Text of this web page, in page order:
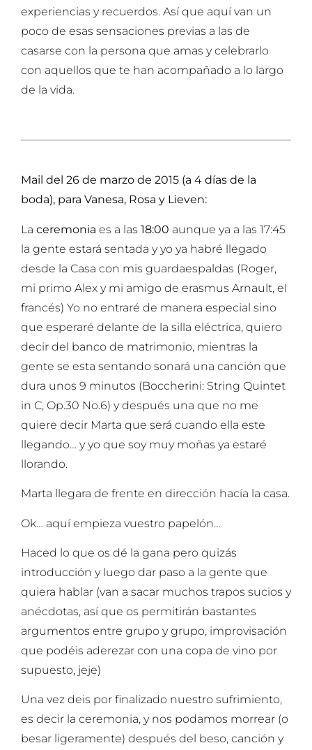
experiencias y recuerdos. Así que aquí van un
poco de esas sensaciones previas a las de
casarse con la persona que amas y celebrarlo
con aquellos que te han acompañado a lo largo
de la vida.
Mail del 26 de marzo de 2015 (a 4 días de la
boda), para Vanesa, Rosa y Lieven:
La ceremonia es a las 18:00 aunque ya a las 17:45
la gente estará sentada y yo ya habré llegado
desde la Casa con mis guardaespaldas (Roger,
mi primo Alex y mi amigo de erasmus Arnault, el
francés) Yo no entraré de manera especial sino
que esperaré delante de la silla eléctrica, quiero
decir del banco de matrimonio, mientras la
gente se esta sentando sonará una canción que
dura unos 9 minutos (Boccherini: String Quintet
in C, Op.30 No.6) y después una que no me
quiere decir Marta que será cuando ella este
llegando… y yo que soy muy moñas ya estaré
llorando.
Marta llegara de frente en dirección hacía la casa.
Ok… aquí empieza vuestro papelón…
Haced lo que os dé la gana pero quizás
introducción y luego dar paso a la gente que
quiera hablar (van a sacar muchos trapos sucios y
anécdotas, así que os permitirán bastantes
argumentos entre grupo y grupo, improvisación
que podéis aderezar con una copa de vino por
supuesto, jeje)
Una vez deis por finalizado nuestro sufrimiento,
es decir la ceremonia, y nos podamos morrear (o
besar ligeramente) después del beso, canción y